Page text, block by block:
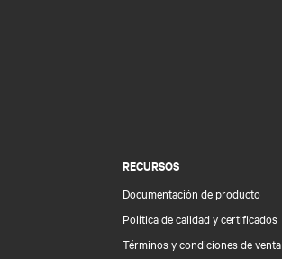
RECURSOS
Documentación de producto
Política de calidad y certificados
Términos y condiciones de venta